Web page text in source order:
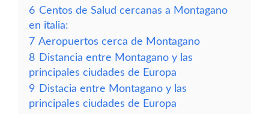
6 Centos de Salud cercanas a Montagano
en italia:
7 Aeropuertos cerca de Montagano
8 Distancia entre Montagano y las
principales ciudades de Europa
9 Distacia entre Montagano y las
principales ciudades de Europa